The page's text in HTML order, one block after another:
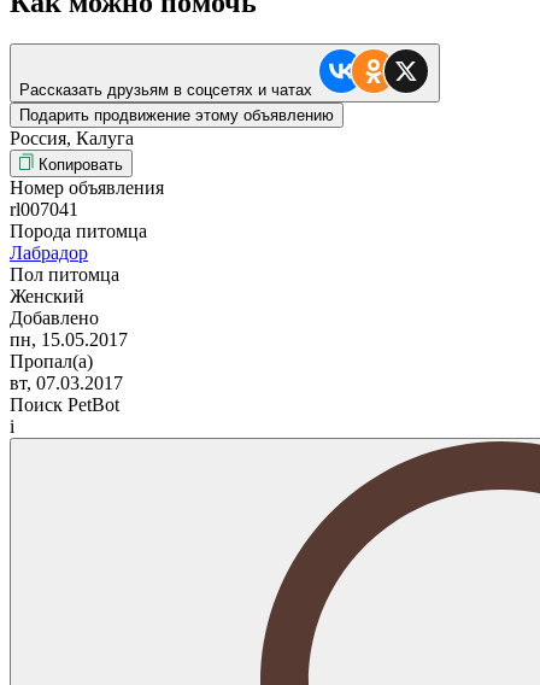
Рассказать друзьям в соцсетях и чатах
Подарить продвижение этому объявлению
Россия, Калуга
Копировать
Номер объявления
rl007041
Порода питомца
Лабрадор
Пол питомца
Женский
Добавлено
пн, 15.05.2017
Пропал(а)
вт, 07.03.2017
Поиск PetBot
i